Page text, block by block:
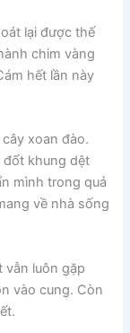
lại được thế
chim vàng
hết lần này
xoan đào.
đốt khung dệt
mình trong quả
về nhà sống
vẫn luôn gặp
vào cung. Còn